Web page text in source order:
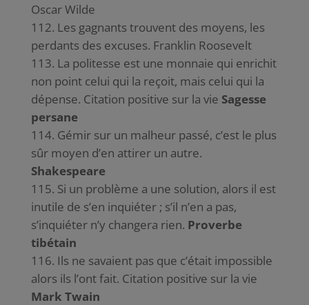
Oscar Wilde
Les gagnants trouvent des moyens, les
perdants des excuses. Franklin Roosevelt
La politesse est une monnaie qui enrichit
non point celui qui la reçoit, mais celui qui la
dépense. Citation positive sur la vie Sagesse
persane
Gémir sur un malheur passé, c’est le plus
sûr moyen d’en attirer un autre.
Shakespeare
Si un problème a une solution, alors il est
inutile de s’en inquiéter ; s’il n’en a pas,
s’inquiéter n’y changera rien. Proverbe
tibétain
Ils ne savaient pas que c’était impossible
alors ils l’ont fait. Citation positive sur la vie
Mark Twain